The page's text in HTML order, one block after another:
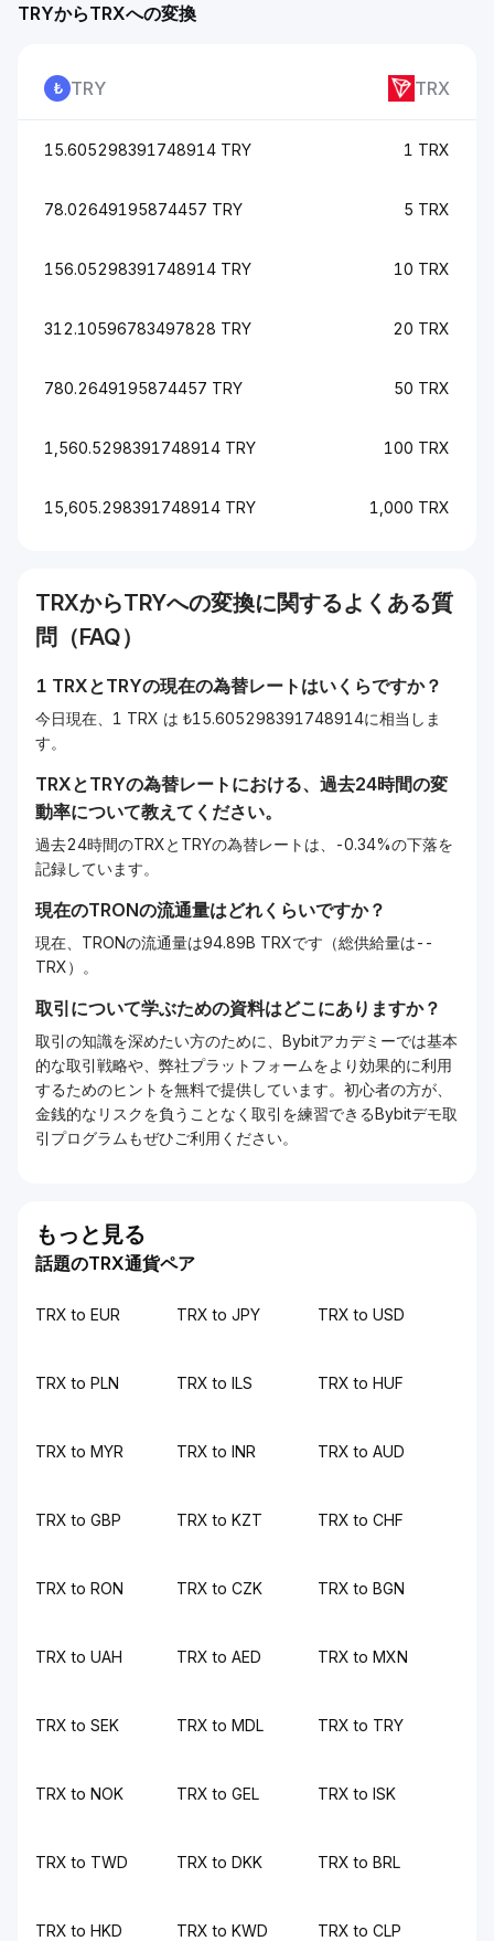
TRYからTRXへの変換
TRY TRX
15.605298391748914 TRY 1 TRX
78.02649195874457 TRY 5 TRX
156.05298391748914 TRY 10 TRX
312.10596783497828 TRY 20 TRX
780.2649195874457 TRY 50 TRX
1,560.5298391748914 TRY 100 TRX
15,605.298391748914 TRY 1,000 TRX
TRXからTRYへの変換に関するよくある質
問（FAQ）
1 TRXとTRYの現在の為替レートはいくらですか？
今日現在、1 TRX は ₺15.605298391748914に相当しま
す。
TRXとTRYの為替レートにおける、過去24時間の変
動率について教えてください。
過去24時間のTRXとTRYの為替レートは、-0.34%の下落を
記録しています。
現在のTRONの流通量はどれくらいですか？
現在、TRONの流通量は94.89B TRXです（総供給量は--
TRX）。
取引について学ぶための資料はどこにありますか？
取引の知識を深めたい方のために、Bybitアカデミーでは基本
的な取引戦略や、弊社プラットフォームをより効果的に利用
するためのヒントを無料で提供しています。初心者の方が、
金銭的なリスクを負うことなく取引を練習できるBybitデモ取
引プログラムもぜひご利用ください。
もっと見る
話題のTRX通貨ペア
TRX to EUR TRX to JPY TRX to USD
TRX to PLN TRX to ILS TRX to HUF
TRX to MYR TRX to INR TRX to AUD
TRX to GBP TRX to KZT TRX to CHF
TRX to RON TRX to CZK TRX to BGN
TRX to UAH TRX to AED TRX to MXN
TRX to SEK TRX to MDL TRX to TRY
TRX to NOK TRX to GEL TRX to ISK
TRX to TWD TRX to DKK TRX to BRL
TRX to HKD TRX to KWD TRX to CLP